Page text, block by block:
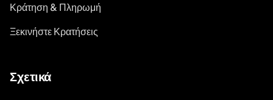
Κράτηση & Πληρωμή
Ξεκινήστε Κρατήσεις
Σχετικά